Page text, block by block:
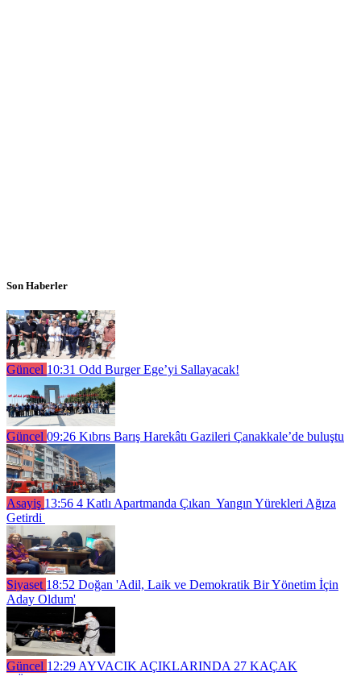
Son Haberler
Güncel 10:31 Odd Burger Ege’yi Sallayacak!
Güncel 09:26 Kıbrıs Barış Harekâtı Gazileri Çanakkale’de buluştu
Asayiş 13:56 4 Katlı Apartmanda Çıkan Yangın Yürekleri Ağıza
Getirdi
Siyaset 18:52 Doğan 'Adil, Laik ve Demokratik Bir Yönetim İçin
Aday Oldum'
Güncel 12:29 AYVACIK AÇIKLARINDA 27 KAÇAK